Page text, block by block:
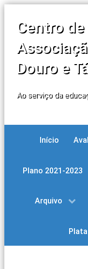
Centro
Douro e
Ao serviço da
Início
Plano 2021-2023
Arquivo